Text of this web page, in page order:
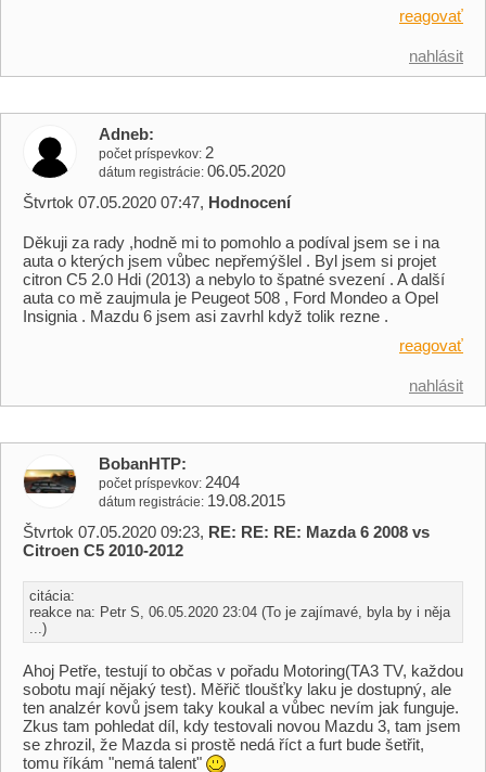
reagovať
nahlásit
Adneb
počet príspevkov 2
dátum registrácie 06.05.2020
Štvrtok 07.05.2020 07:47, Hodnocení
Děkuji za rady ,hodně mi to pomohlo a podíval jsem se i na
auta o kterých jsem vůbec nepřemýšlel . Byl jsem si projet
citron C5 2.0 Hdi (2013) a nebylo to špatné svezení . A další
auta co mě zaujmula je Peugeot 508 , Ford Mondeo a Opel
Insignia . Mazdu 6 jsem asi zavrhl když tolik rezne .
reagovať
nahlásit
BobanHTP
počet príspevkov 2404
dátum registrácie 19.08.2015
Štvrtok 07.05.2020 09:23, RE: RE: RE: Mazda 6 2008 vs
Citroen C5 2010-2012
citácia:
reakce na: Petr S, 06.05.2020 23:04 (To je zajímavé, byla by i něja
...)
Ahoj Petře, testují to občas v pořadu Motoring(TA3 TV, každou
sobotu mají nějaký test). Měřič tloušťky laku je dostupný, ale
ten analzér kovů jsem taky koukal a vůbec nevím jak funguje.
Zkus tam pohledat díl, kdy testovali novou Mazdu 3, tam jsem
se zhrozil, že Mazda si prostě nedá říct a furt bude šetřit,
tomu říkám "nemá talent"